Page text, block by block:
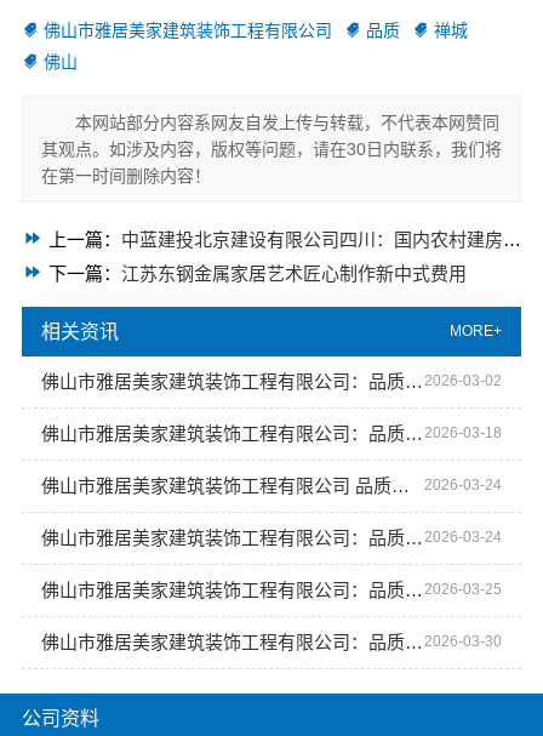
公司资料
佛山市雅居美家建筑装饰工程有限公司 品质
禅城
佛山
本网站部分内容系网友自发上传与转载，不代表本网赞同
其观点。如涉及内容，版权等问题，请在30日内联系，我们将
在第一时间删除内容！
上一篇： 中蓝建投北京建设有限公司四川：国内农村建房省心
下一篇： 江苏东钢金属家居艺术匠心制作新中式费用
相关资讯 MORE+
佛山市雅居美家建筑装饰工程有限公司：品质家装从这里开始 2026-03-02
佛山市雅居美家建筑装饰工程有限公司：品质家装从这里开始 2026-03-18
佛山市雅居美家建筑装饰工程有限公司 品质装修 值得信赖 2026-03-24
佛山市雅居美家建筑装饰工程有限公司：品质家装从这里开始 2026-03-24
佛山市雅居美家建筑装饰工程有限公司：品质生活从这里开始 2026-03-25
佛山市雅居美家建筑装饰工程有限公司：品质生活从家装开始 2026-03-30